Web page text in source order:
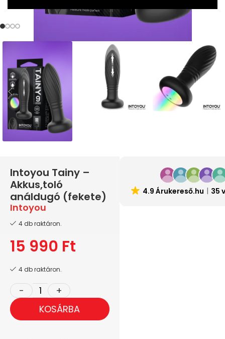
Intoyou Tainy –
Akkus,toló
análdugó (fekete)
Intoyou
4 db raktáron.
15 990 Ft
4 db raktáron.
KOSÁRBA
4.9 Árukereső.hu 35